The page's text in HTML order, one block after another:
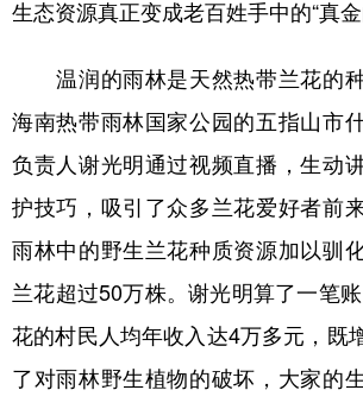
生态资源真正变成老百姓手中的“真金
温润的雨林是天然热带兰花的种
海南热带雨林国家公园的五指山市
负责人谢光明通过视频直播，生动
护技巧，吸引了众多兰花爱好者前
雨林中的野生兰花种质资源加以驯
兰花超过50万株。谢光明算了一笔
花的村民人均年收入达4万多元，既
了对雨林野生植物的破坏，大家的